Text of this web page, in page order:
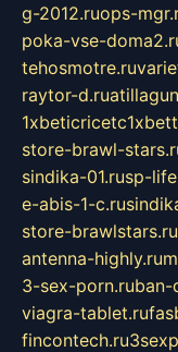
g-2012.ruops-
poka-vse-
tehosmotre.ru
raytor-d.ru
store-brawl-
sindika-01.rusp-
e-abis-1-c.ru
store-brawlstars.ru
antenna-highly.ru
3-sex-porn.ruban-
viagra-tablet.ru
fincontech.ru